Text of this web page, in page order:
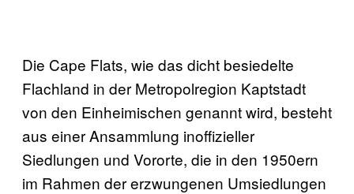
Die Cape Flats, wie das dicht besiedelte
Flachland in der Metropolregion Kaptstadt
von den Einheimischen genannt wird, besteht
aus einer Ansammlung inoffizieller
Siedlungen und Vororte, die in den 1950ern
im Rahmen der erzwungenen Umsiedlungen